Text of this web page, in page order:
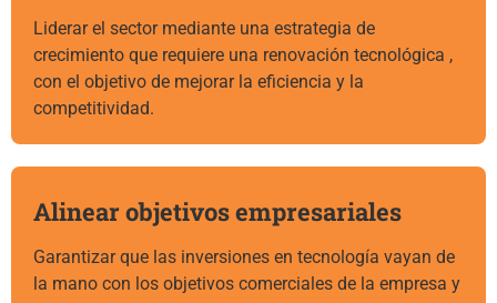
Liderar el sector mediante una estrategia de
crecimiento que requiere una renovación tecnológica ,
con el objetivo de mejorar la eficiencia y la
competitividad.
Alinear objetivos empresariales
Garantizar que las inversiones en tecnología vayan de
la mano con los objetivos comerciales de la empresa y